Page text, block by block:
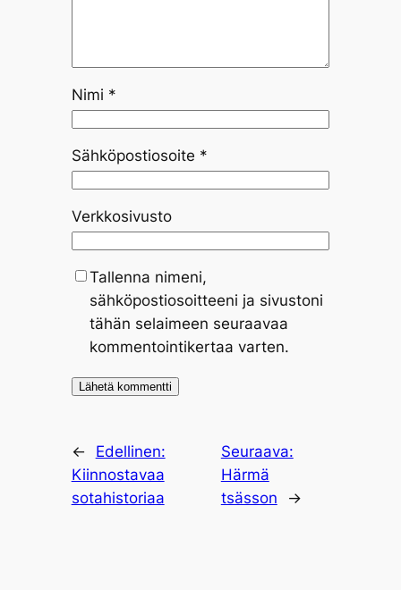
Nimi *
Sähköpostiosoite *
Verkkosivusto
Tallenna nimeni,
sähköpostiosoitteeni ja sivustoni
tähän selaimeen seuraavaa
kommentointikertaa varten.
←
Edellinen:
Kiinnostavaa
sotahistoriaa
Seuraava:
Härmä
tsässon
→